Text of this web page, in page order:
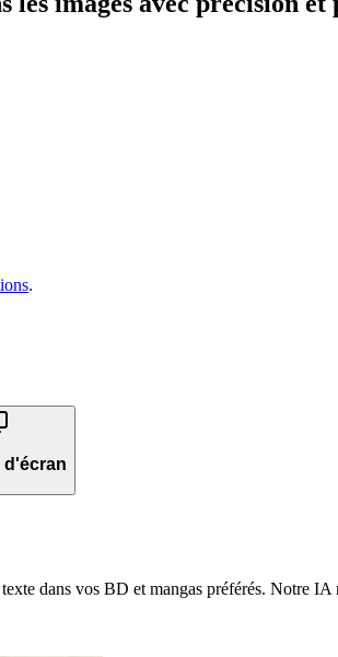
.
d'écran
dans vos BD et mangas préférés. Notre